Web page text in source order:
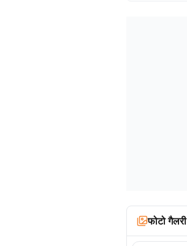
फोटो गैलरी